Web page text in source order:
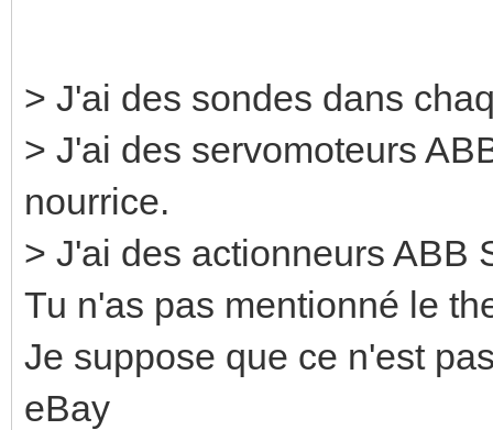
> J'ai des sondes dans
> J'ai des servomoteurs
nourrice.
> J'ai des actionneurs ABB
Tu n'as pas mentionné le
Je suppose que ce n'est
eBay